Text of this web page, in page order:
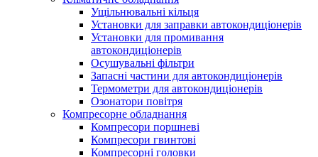
Ущільнювальні кільця
Установки для заправки автокондиціонерів
Установки для промивання
автокондиціонерів
Осушувальні фільтри
Запасні частини для автокондиціонерів
Термометри для автокондиціонерів
Озонатори повітря
Компресорне обладнання
Компресори поршневі
Компресори гвинтові
Компресорні головки